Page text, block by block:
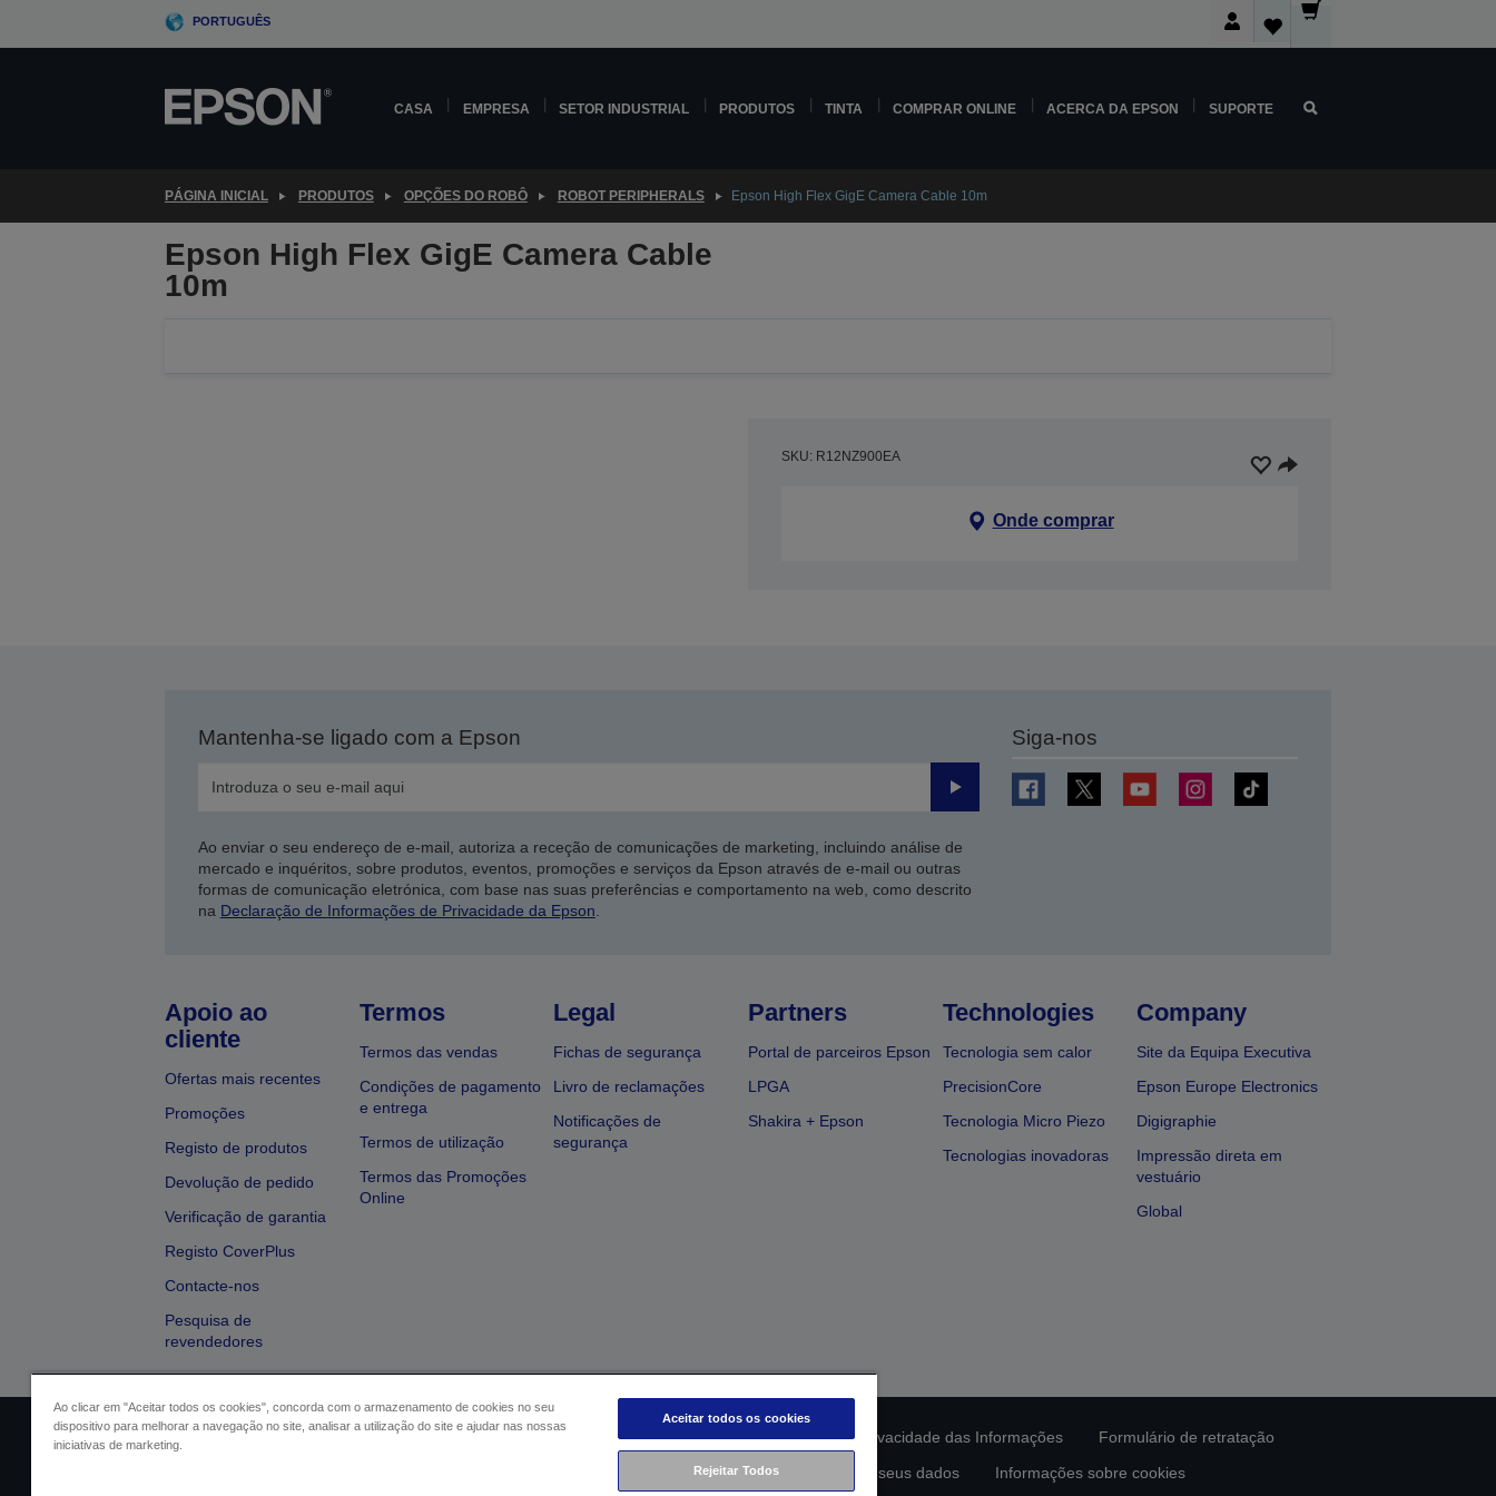
PORTUGUÊS
CASA EMPRESA SETOR INDUSTRIAL PRODUTOS TINTA COMPRAR ONLINE ACERCA DA EPSON SUPORTE
PÁGINA INICIAL PRODUTOS OPÇÕES DO ROBÔ ROBOT PERIPHERALS Epson High Flex GigE Camera Cable 10m
Epson High Flex GigE Camera Cable
10m
SKU: R12NZ900EA
Onde comprar
Mantenha-se ligado com a Epson
Enviar
Ao enviar o seu endereço de e-mail, autoriza a receção de comunicações de marketing, incluindo análise de
mercado e inquéritos, sobre produtos, eventos, promoções e serviços da Epson através de e-mail ou outras
formas de comunicação eletrónica, com base nas suas preferências e comportamento na web, como descrito
na Declaração de Informações de Privacidade da Epson
Siga-nos
Apoio ao
cliente
Ofertas mais recentes
Promoções
Registo de produtos
Devolução de pedido
Verificação de garantia
Registo CoverPlus
Contacte-nos
Pesquisa de
revendedores
Termos
Termos das vendas
Condições de pagamento
e entrega
Termos de utilização
Termos das Promoções
Online
Legal
Fichas de segurança
Livro de reclamações
Notificações de
segurança
Partners
Portal de parceiros Epson
LPGA
Shakira + Epson
Technologies
Tecnologia sem calor
PrecisionCore
Tecnologia Micro Piezo
Tecnologias inovadoras
Company
Site da Equipa Executiva
Epson Europe Electronics
Digigraphie
Impressão direta em
vestuário
Global
Identificação do vendedor Identificação da conformidade do produto Declaração de Privacidade das Informações
Formulário de retratação
Contacte-nos sobre os seus dados Informações sobre cookies
Ao clicar em "Aceitar todos os cookies", concorda com o armazenamento de cookies no seu
dispositivo para melhorar a navegação no site, analisar a utilização do site e ajudar nas nossas
iniciativas de marketing.
Aceitar todos os cookies
Rejeitar Todos